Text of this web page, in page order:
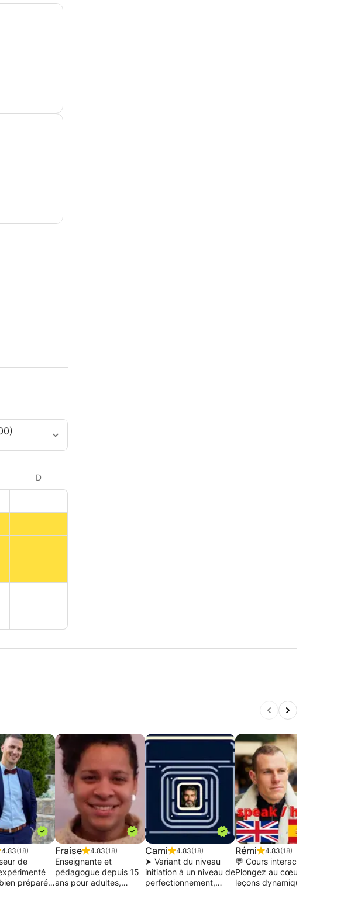
D
4.83(18)
de
préparés,
Fraise 4.83(18)
Enseignante et
pédagogue depuis 15
ans pour adultes,
Cami 4.83(18)
➤ Variant du niveau
initiation à un niveau de
perfectionnement,
Rémi 4.83(18)
💬 Cours interactifs :
Plongez au cœur de
leçons dynamiques où